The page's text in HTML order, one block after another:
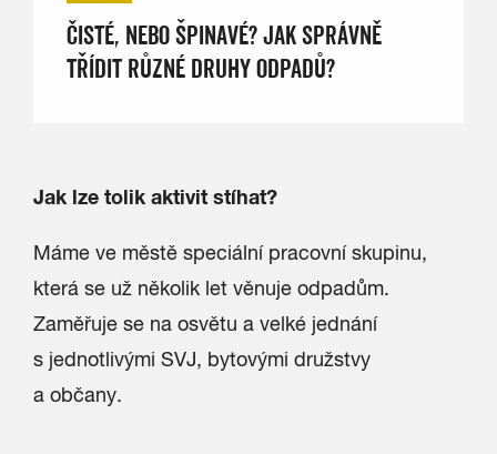
ČISTÉ, NEBO ŠPINAVÉ? JAK SPRÁVNĚ
TŘÍDIT RŮZNÉ DRUHY ODPADŮ?
Jak lze tolik aktivit stíhat?
Máme ve městě speciální pracovní skupinu,
která se už několik let věnuje odpadům.
Zaměřuje se na osvětu a velké jednání
s jednotlivými SVJ, bytovými družstvy
a občany.